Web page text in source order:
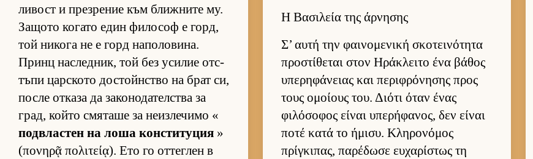
ли­вост и през­ре­ние към ближ­ните му.
За­щото ко­гато един фи­ло­соф е горд,
той ни­кога не е горд на­по­ло­ви­на.
Принц нас­лед­ник, той без уси­лие от­с­
тъпи цар­с­кото дос­тойн­с­тво на брат си,
после от­каза да за­ко­но­да­тел­с­тва за
град, който смя­таше за не­из­ле­чимо «
под­в­лас­тен на лоша кон­с­ти­ту­ция »
(πονηρᾷ πολιτείᾳ). Ето го от­тег­лен в
Η Βασιλεία της άρνησης
Σ’ αυτή την φαι­νομενική σκοτει­νότητα
προστίθεται στον Ηράκλειτο ένα βάθος
υπερηφάνειας και περιφρόνησης προς
τους ομοί­ους του. Διότι όταν ένας
φιλόσοφος εί­ναι υπερήφανος, δεν εί­ναι
ποτέ κατά το ήμισυ. Κληρονόμος
πρίγκιπας, παρέδωσε ευ­χαρίστως τη